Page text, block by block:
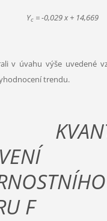
Yc = -0,029 x + 14,669
v úvahu výše uvedené
trendu.
F